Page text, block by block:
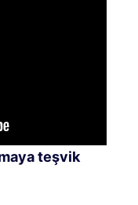
teşvik